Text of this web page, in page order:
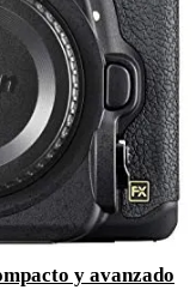
y avanzado